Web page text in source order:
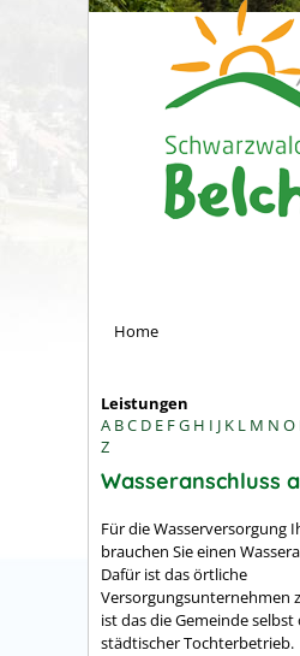
Home
Leistungen
A BC D E FG H I J K L M N O
Z
Wasseranschluss
Für die Wasserversorgung
brauchen Sie einen
Dafür ist das örtliche
Versorgungsunternehmen
ist das die Gemeinde selbst
städtischer Tochterbetrieb.